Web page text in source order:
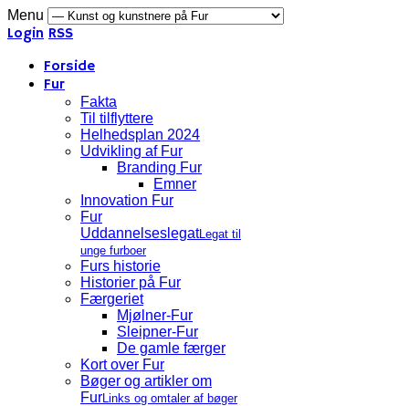
Menu
Login RSS
Forside
Fur
Fakta
Til tilflyttere
Helhedsplan 2024
Udvikling af Fur
Branding Fur
Emner
Innovation Fur
Fur
UddannelseslegatLegat til
unge furboer
Furs historie
Historier på Fur
Færgeriet
Mjølner-Fur
Sleipner-Fur
De gamle færger
Kort over Fur
Bøger og artikler om
FurLinks og omtaler af bøger